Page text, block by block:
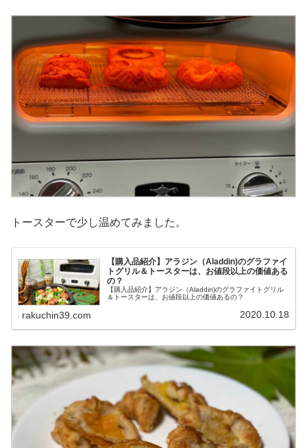
トースターで少し温めてみました。
【購入品紹介】アラジン（Aladdin)のグラファイ
トグリル＆トースターは、お値段以上の価値ある
の？
【購入品紹介】アラジン（Aladdin)のグラファイトグリル
＆トースターは、お値段以上の価値あるの？
rakuchin39.com 2020.10.18